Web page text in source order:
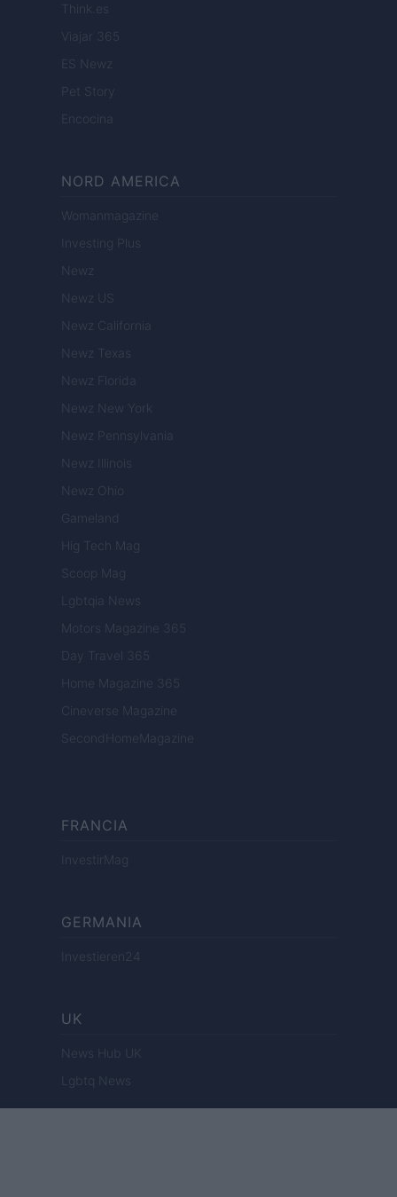
Think.es
Viajar 365
ES Newz
Pet Story
Encocina
NORD AMERICA
Womanmagazine
Investing Plus
Newz
Newz US
Newz California
Newz Texas
Newz Florida
Newz New York
Newz Pennsylvania
Newz Illinois
Newz Ohio
Gameland
Hig Tech Mag
Scoop Mag
Lgbtqia News
Motors Magazine 365
Day Travel 365
Home Magazine 365
Cineverse Magazine
SecondHomeMagazine
FRANCIA
InvestirMag
GERMANIA
Investieren24
UK
News Hub UK
Lgbtq News